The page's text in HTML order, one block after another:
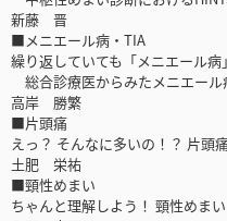
新藤 晋
■メニエール病・TIA
繰り返していても「メニエール病
総合診療医からみたメニエール
高岸 勝繁
■片頭痛
えっ？ そんなに多いの！？ 片頭
土肥 栄祐
■頸性めまい
ちゃんと理解しよう！ 頸性めまい